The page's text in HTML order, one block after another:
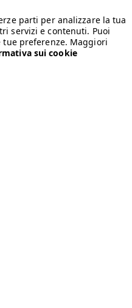
parti per analizzare la tua
servizi e contenuti. Puoi
preferenze. Maggiori
sui cookie
the brand